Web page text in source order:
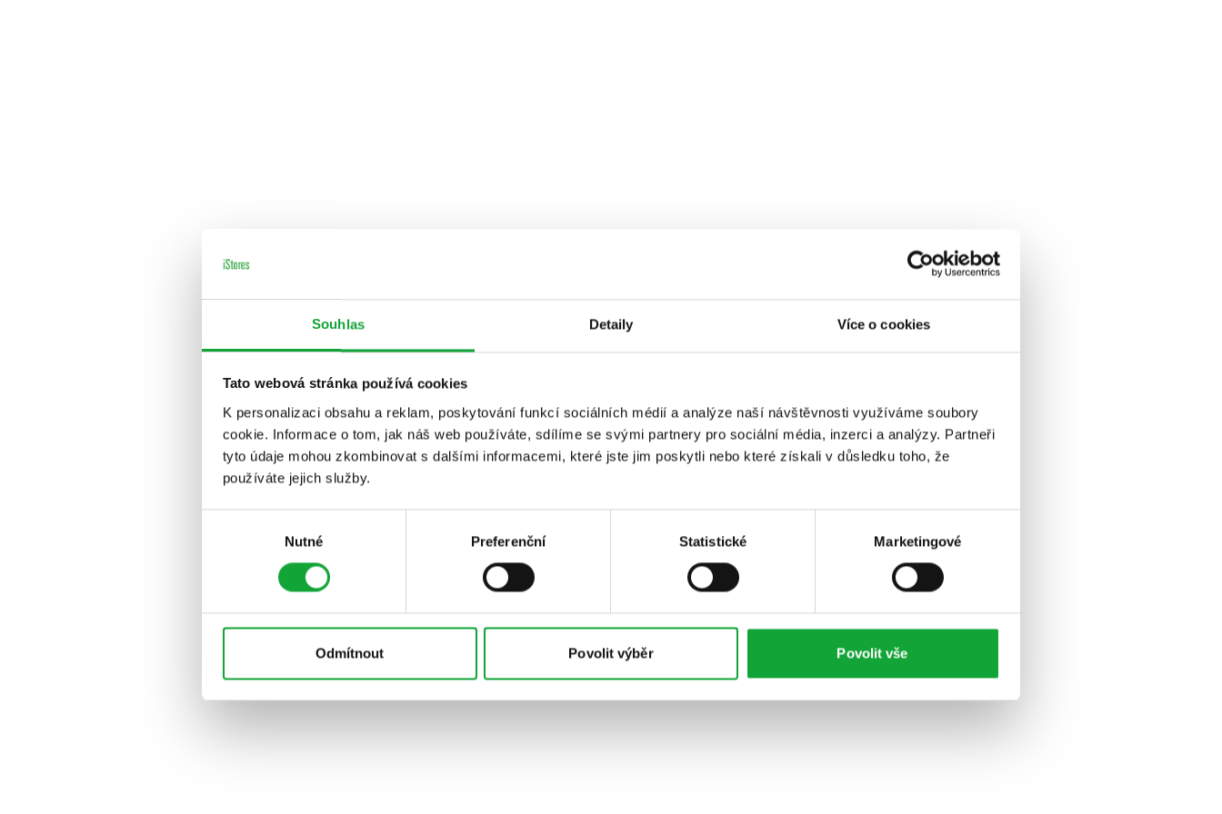
Souhlas Detaily Více o cookies
Tato webová stránka používá cookies
K personalizaci obsahu a reklam, poskytování funkcí sociálních médií a analýze naší návštěvnosti využíváme soubory
cookie. Informace o tom, jak náš web používáte, sdílíme se svými partnery pro sociální média, inzerci a analýzy. Partneři
tyto údaje mohou zkombinovat s dalšími informacemi, které jste jim poskytli nebo které získali v důsledku toho, že
používáte jejich služby.
Nutné Preferenční Statistické Marketingové
Odmítnout Povolit výběr Povolit vše